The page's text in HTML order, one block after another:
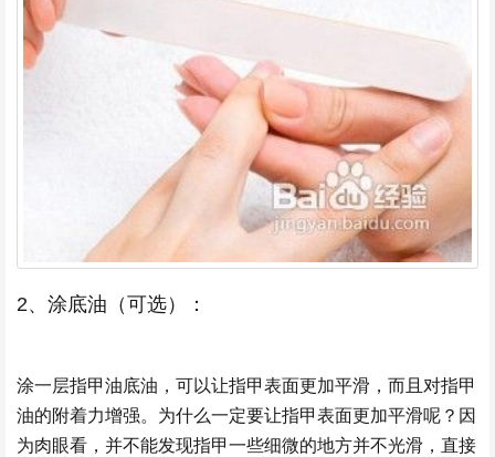
2、涂底油（可选）：
涂一层指甲油底油，可以让指甲表面更加平滑，而且对指甲
油的附着力增强。为什么一定要让指甲表面更加平滑呢？因
为肉眼看，并不能发现指甲一些细微的地方并不光滑，直接